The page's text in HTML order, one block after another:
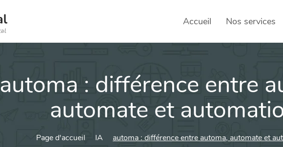
Accueil Nos services
Social
automa : différence entre
automate et
Page d'accueil IA automa : différence entre automa, automate et